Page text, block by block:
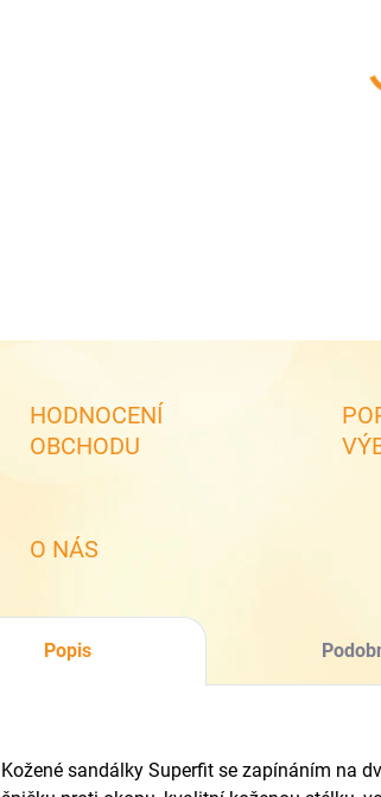
HODNOCENÍ
OBCHODU
O NÁS
Popis
Kožené sandálky Superfit se zapínáním na